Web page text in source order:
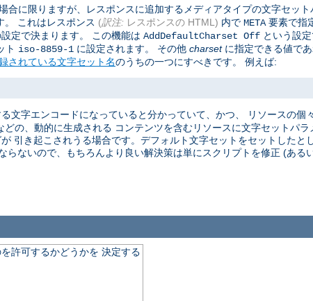
合に限りますが、レスポンスに追加するメディアタイプの文字セッ
。 これはレスポンス (訳注: レスポンスの HTML) 内で META 要素で指
定で決まります。 この機能は AddDefaultCharset Off という設
ト iso-8859-1 に設定されます。 その他 charsetに指定できる値で
されている文字セット名のうちの一つにすべきです。 例えば:
文字エンコードになっていると分かっていて、かつ、 リソースの個
の、動的に生成される コンテンツを含むリソースに文字セットパラ
引き起こされうる場合です。デフォルト文字セットをセットしたと
ないので、もちろんより良い解決策は単にスクリプトを修正 (ある
許可するかどうかを 決定する